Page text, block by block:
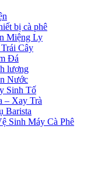
bị cà phê
Miệng Ly
Cây
Đá
lượng
Nước
Sinh Tố
– Xay Trà
Barista
Sinh Máy Cà Phê